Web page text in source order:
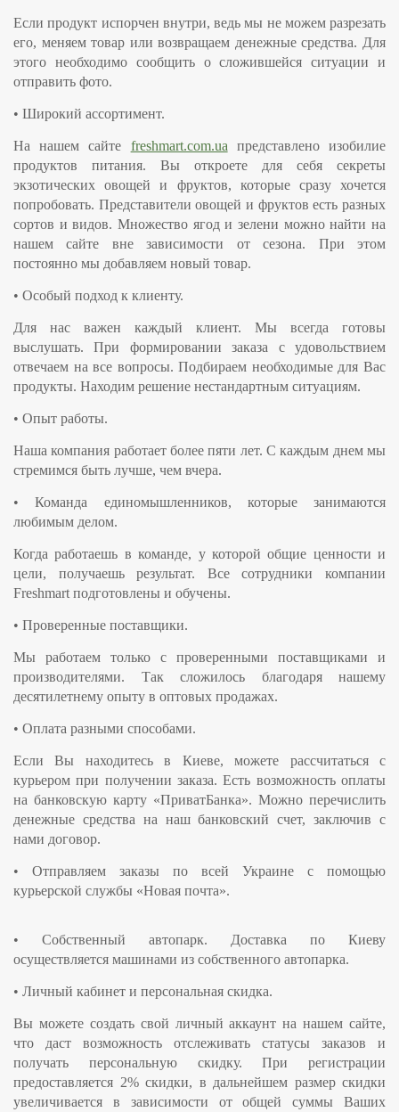
Если продукт испорчен внутри, ведь мы не можем разрезать
его, меняем товар или возвращаем денежные средства. Для
этого необходимо сообщить о сложившейся ситуации и
отправить фото.
• Широкий ассортимент.
На нашем сайте freshmart.com.ua представлено изобилие
продуктов питания. Вы откроете для себя секреты
экзотических овощей и фруктов, которые сразу хочется
попробовать. Представители овощей и фруктов есть разных
сортов и видов. Множество ягод и зелени можно найти на
нашем сайте вне зависимости от сезона. При этом
постоянно мы добавляем новый товар.
• Особый подход к клиенту.
Для нас важен каждый клиент. Мы всегда готовы
выслушать. При формировании заказа с удовольствием
отвечаем на все вопросы. Подбираем необходимые для Вас
продукты. Находим решение нестандартным ситуациям.
• Опыт работы.
Наша компания работает более пяти лет. С каждым днем мы
стремимся быть лучше, чем вчера.
•Команда единомышленников, которые занимаются
любимым делом.
Когда работаешь в команде, у которой общие ценности и
цели, получаешь результат. Все сотрудники компании
Freshmart подготовлены и обучены.
• Проверенные поставщики.
Мы работаем только с проверенными поставщиками и
производителями. Так сложилось благодаря нашему
десятилетнему опыту в оптовых продажах.
• Оплата разными способами.
Если Вы находитесь в Киеве, можете рассчитаться с
курьером при получении заказа. Есть возможность оплаты
на банковскую карту «ПриватБанка». Можно перечислить
денежные средства на наш банковский счет, заключив с
нами договор.
• Отправляем заказы по всей Украине с помощью
курьерской службы «Новая почта».
• Собственный автопарк.
Доставка по Киеву
осуществляется машинами из собственного автопарка.
• Личный кабинет и персональная скидка.
Вы можете создать свой личный аккаунт на нашем сайте,
что даст возможность отслеживать статусы заказов и
получать персональную скидку. При регистрации
предоставляется 2% скидки, в дальнейшем размер скидки
увеличивается в зависимости от общей суммы Ваших